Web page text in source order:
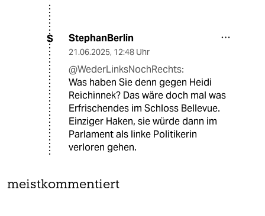
S StephanBerlin
21.06.2025, 12:48 Uhr
@WederLinksNochRechts:
Was haben Sie denn gegen Heidi
Reichinnek? Das wäre doch mal was
Erfrischendes im Schloss Bellevue.
Einziger Haken, sie würde dann im
Parlament als linke Politikerin
verloren gehen.
meistkommentiert